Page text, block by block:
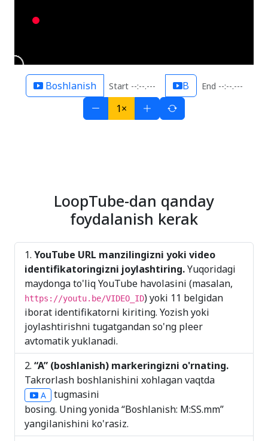
Boshlanish Start --:--.--- B End --:--.---
1×
LoopTube-dan qanday
foydalanish kerak
YouTube URL manzilingizni yoki video
identifikatoringizni joylashtiring.Yuqoridagi
maydonga to'liq YouTube havolasini (masalan,
https://youtu.be/VIDEO_ID) yoki 11 belgidan
iborat identifikatorni kiriting. Yozish yoki
joylashtirishni tugatgandan so'ng pleer
avtomatik yuklanadi.
“A” (boshlanish) markeringizni o'rnating.
Takrorlash boshlanishini xohlagan vaqtda
A
tugmasini
bosing. Uning yonida “Boshlanish: M:SS.mm”
yangilanishini ko'rasiz.